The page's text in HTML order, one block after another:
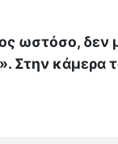
ωστόσο, δεν
Στην